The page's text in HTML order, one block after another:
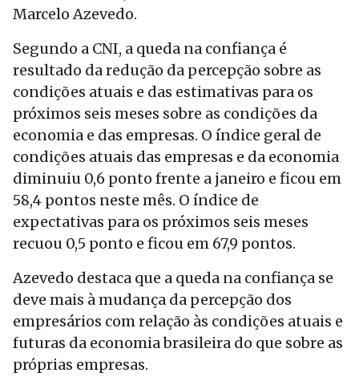
Marcelo Azevedo.
Segundo a CNI, a queda na confiança é
resultado da redução da percepção sobre as
condições atuais e das estimativas para os
próximos seis meses sobre as condições da
economia e das empresas. O índice geral de
condições atuais das empresas e da economia
diminuiu 0,6 ponto frente a janeiro e ficou em
58,4 pontos neste mês. O índice de
expectativas para os próximos seis meses
recuou 0,5 ponto e ficou em 67,9 pontos.
Azevedo destaca que a queda na confiança se
deve mais à mudança da percepção dos
empresários com relação às condições atuais e
futuras da economia brasileira do que sobre as
próprias empresas.